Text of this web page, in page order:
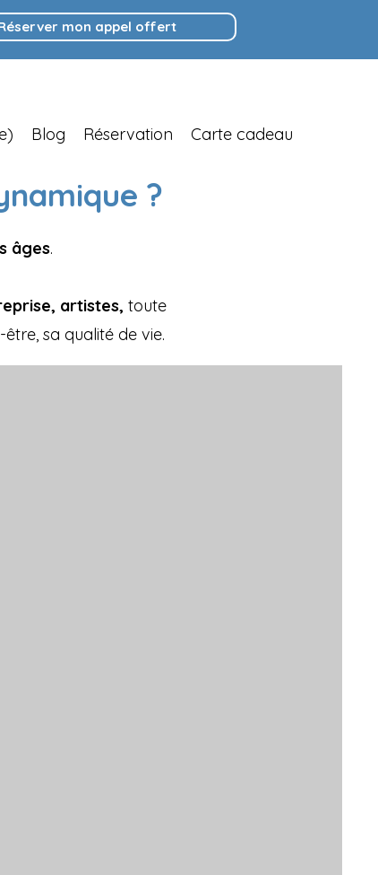
mon appel offert
Blog Réservation Carte cadeau
?
âges.
artistes, toute
sa qualité de vie.